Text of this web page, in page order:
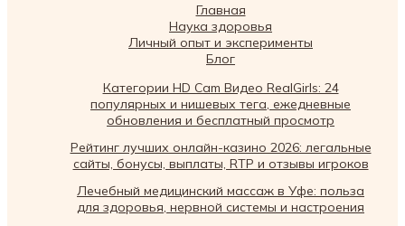
Главная
Наука здоровья
Личный опыт и эксперименты
Блог
Категории HD Cam Видео RealGirls: 24
популярных и нишевых тега, ежедневные
обновления и бесплатный просмотр
Рейтинг лучших онлайн-казино 2026: легальные
сайты, бонусы, выплаты, RTP и отзывы игроков
Лечебный медицинский массаж в Уфе: польза
для здоровья, нервной системы и настроения